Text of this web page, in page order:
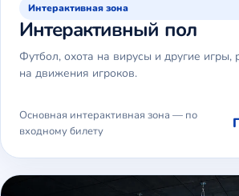
Интерактивная зона
Интерактивный пол
Футбол, охота на вирусы и другие
на движения игроков.
Основная интерактивная зона — по
входному билету